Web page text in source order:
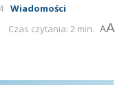
Wiadomości
Czas czytania: 2 min. AA